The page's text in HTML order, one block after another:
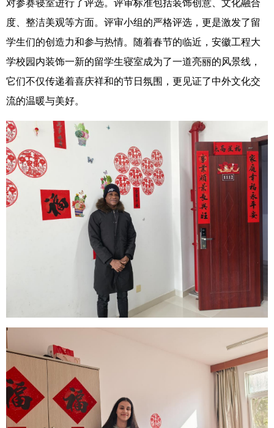
对参赛寝室进行了评选。评审标准包括装饰创意、文化融合
度、整洁美观等方面。评审小组的严格评选，更是激发了留
学生们的创造力和参与热情。随着春节的临近，安徽工程大
学校园内装饰一新的留学生寝室成为了一道亮丽的风景线，
它们不仅传递着喜庆祥和的节日氛围，更见证了中外文化交
流的温暖与美好。